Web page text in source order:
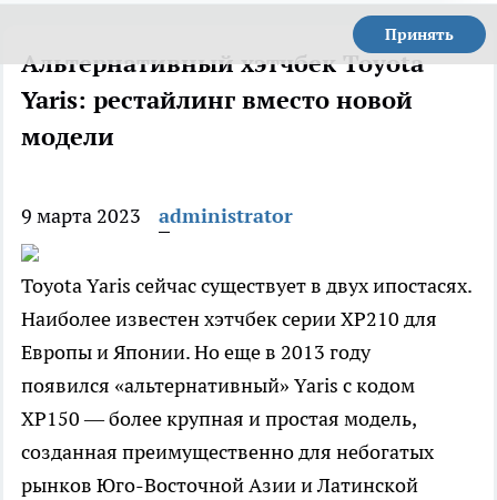
Принять
Альтернативный хэтчбек Toyota
Yaris: рестайлинг вместо новой
модели
9 марта 2023 administrator
Toyota Yaris сейчас существует в двух ипостасях.
Наиболее известен хэтчбек серии XP210 для
Европы и Японии. Но еще в 2013 году
появился «альтернативный» Yaris с кодом
XP150 — более крупная и простая модель,
созданная преимущественно для небогатых
рынков Юго-Восточной Азии и Латинской